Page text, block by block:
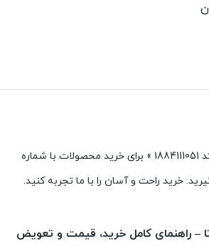
شمع هیوندای سوناتا کد 1884111051 » برای خرید محصولات با شماره
– راهنمای کامل خرید، قیمت و تعویض